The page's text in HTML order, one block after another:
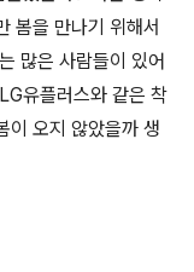
봄을 만나기 위해서
많은 사람들이 있어
유플러스와 같은 착
이 오지 않았을까 생